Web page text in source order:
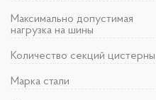
Максимально допустимая
нагрузка на шины
Количество секций цистерны
Марка стали